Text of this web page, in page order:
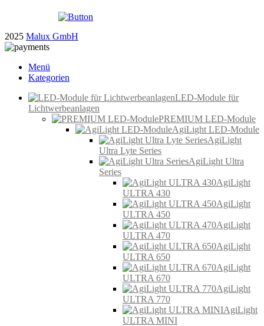
2025 Malux GmbH
Menü
Kategorien
LED-Module für
Lichtwerbeanlagen
PREMIUM LED-Module
AgiLight LED-Module
AgiLight
Ultra Lyte Series
AgiLight Ultra
Series
AgiLight
ULTRA 430
AgiLight
ULTRA 450
AgiLight
ULTRA 470
AgiLight
ULTRA 650
AgiLight
ULTRA 670
AgiLight
ULTRA 770
AgiLight
ULTRA MINI